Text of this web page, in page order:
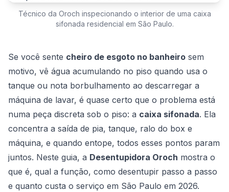
Técnico da Oroch inspecionando o interior de uma caixa
sifonada residencial em São Paulo.
Se você sente cheiro de esgoto no banheiro sem
motivo, vê água acumulando no piso quando usa o
tanque ou nota borbulhamento ao descarregar a
máquina de lavar, é quase certo que o problema está
numa peça discreta sob o piso: a caixa sifonada. Ela
concentra a saída de pia, tanque, ralo do box e
máquina, e quando entope, todos esses pontos param
juntos. Neste guia, a Desentupidora Oroch mostra o
que é, qual a função, como desentupir passo a passo
e quanto custa o serviço em São Paulo em 2026.